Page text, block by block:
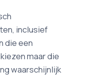
inclusief
die een
maar die
waarschijnlijk